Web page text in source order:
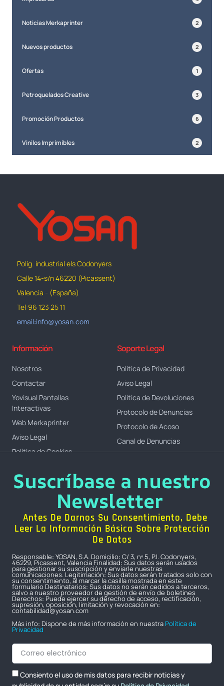
Noticias Merkaprinter 2
Nuevos productos 2
Ofertas 1
Petroquelados Creative 3
Promoción Productos 6
Vinilos Imprimibles 2
Polig. industrial els Codonyers
Calle 14-s/n 46220 (Picassent)
Valencia - (España)
Tel:96 123 25 11
email:info@yosan.com
Información
Nosotros
Contactar
Yovisual Pantallas
Interactivas
Web Merkaprinter
Aviso Legal
Política de Cookies
Soporte Legal
Política de Privacidad
Aviso Legal
Política de Devoluciones
Protocolo de Denuncias
Protocolo de Acoso
Canal de Denuncias
Suscríbase a nuestro
Newsletter
Antes De Darnos Su Consentimiento, Debe
Leer La Información Básica Sobre Protección
De Datos
Responsable: YOSAN, S.A. Domicilio: C/ 3, nº 5, P.I. Codonyers,
46229, Picassent, Valencia Finalidad: Sus datos serán usados
para gestionar su suscripción y enviarle nuestras
comunicaciones. Legitimación: Sus datos serán tratados solo con
su consentimiento, al marcar la casilla mostrada en este
formulario Destinatarios: Sus datos no serán cedidos a terceros,
salvo a nuestro proveedor de gestión de envío de boletines
Derechos: Puede ejercer su derecho de acceso, rectificación,
supresión, oposición, limitación y revocación en:
contabilidad@yosan.com
Más info: Dispone de más información en nuestra Política de
Privacidad
Consiento el uso de mis datos para recibir noticias y